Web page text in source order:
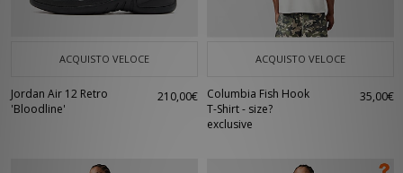
ACQUISTO VELOCE
Jordan Air 12 Retro
'Bloodline'
210,00€
ACQUISTO VELOCE
Columbia Fish Hook
T-Shirt - size?
exclusive
35,00€